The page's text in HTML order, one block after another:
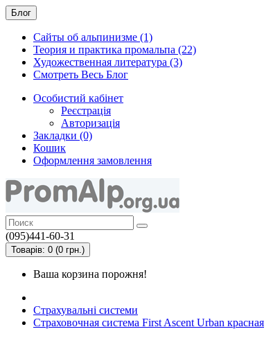
Блог
Сайты об альпинизме (1)
Теория и практика промальпа (22)
Художественная литература (3)
Смотреть Весь Блог
Особистий кабінет
Реєстрація
Авторизація
Закладки (0)
Кошик
Оформлення замовлення
(095)441-60-31
Товарів: 0 (0 грн.)
Ваша корзина порожня!
Страхувальні системи
Страховочная система First Ascent Urban красная